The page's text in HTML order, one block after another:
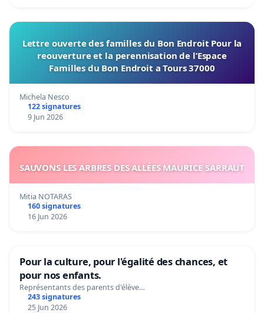
Lettre ouverte des familles du Bon Endroit Pour la
reouverture et la perennisation de l’Espace
Familles du Bon Endroit a Tours 37000
Michela Nesco
122 signatures
9 Jun 2026
SAUVONS LES ARBRES DES ALLÉES MAURICE SARRAUT
Mitia NOTARAS
160 signatures
16 Jun 2026
Pour la culture, pour l'égalité des chances, et
pour nos enfants.
Représentants des parents d'élève…
243 signatures
25 Jun 2026